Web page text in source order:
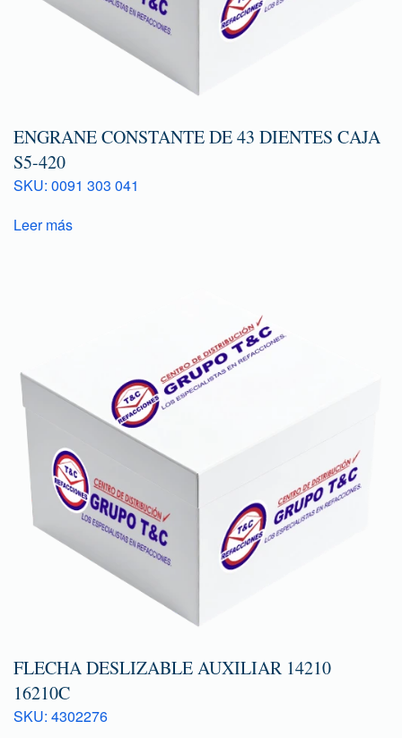
ENGRANE CONSTANTE DE 43 DIENTES CAJA
S5-420
SKU: 0091 303 041
Leer más
FLECHA DESLIZABLE AUXILIAR 14210
16210C
SKU: 4302276